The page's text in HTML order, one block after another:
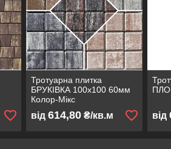
Тротуарна плитка
БРУКІВКА 100х100 60мм
Колор-Мікс
від 614,80₴/кв.м від